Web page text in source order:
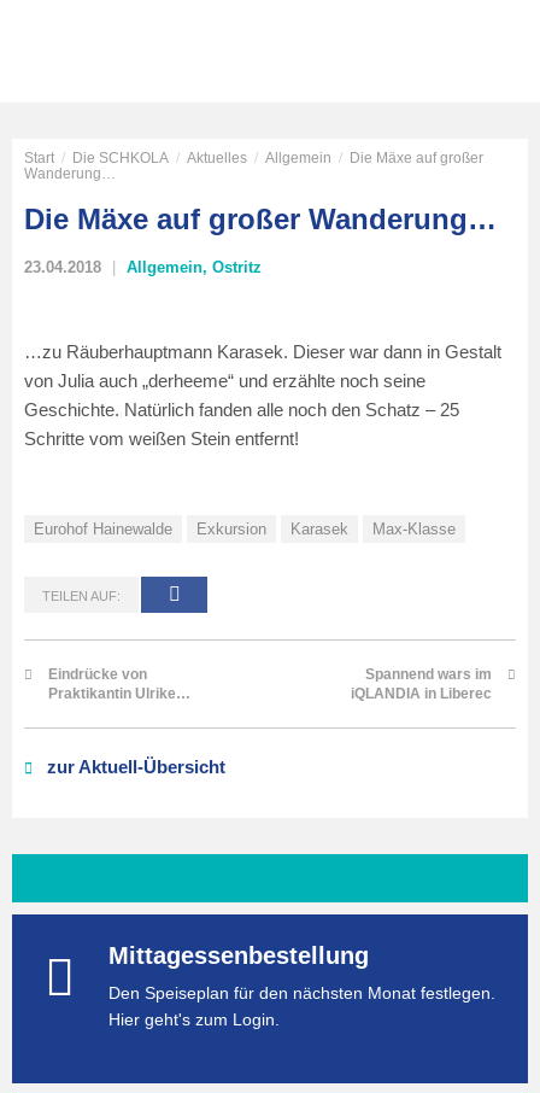
Start / Die SCHKOLA / Aktuelles / Allgemein / Die Mäxe auf großer
Wanderung…
Die Mäxe auf großer Wanderung…
23.04.2018 Allgemein, Ostritz
…zu Räuberhauptmann Karasek. Dieser war dann in Gestalt
von Julia auch „derheeme“ und erzählte noch seine
Geschichte. Natürlich fanden alle noch den Schatz – 25
Schritte vom weißen Stein entfernt!
Eurohof Hainewalde Exkursion Karasek Max-Klasse
TEILEN AUF:
Eindrücke von
Praktikantin Ulrike…
Spannend wars im
iQLANDIA in Liberec
zur Aktuell-Übersicht
Mittagessenbestellung
Den Speiseplan für den nächsten Monat festlegen.
Hier geht's zum Login.